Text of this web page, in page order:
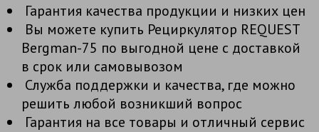
Гарантия качества продукции и низких цен
Вы можете купить Рециркулятор REQUEST
Bergman-75 по выгодной цене с доставкой
в срок или самовывозом
Служба поддержки и качества, где можно
решить любой возникший вопрос
Гарантия на все товары и отличный сервис